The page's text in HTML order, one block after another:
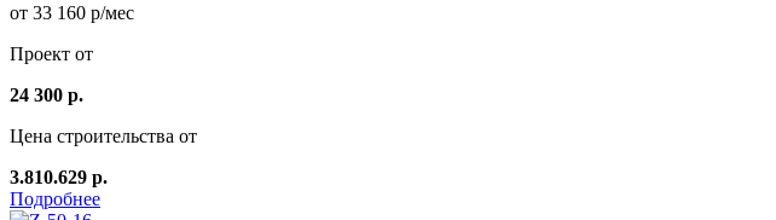
от 33 160 р/мес
Проект от
24 300 р.
Цена строительства от
3.810.629 р.
Подробнее